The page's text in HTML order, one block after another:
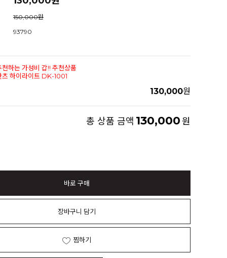
150,000원
93790
하는 가성비 갑!! 추천상품
츠 하이라이트 DK-1001
130,000원
총 상품 금액 130,000원
바로 구매
장바구니 담기
찜하기